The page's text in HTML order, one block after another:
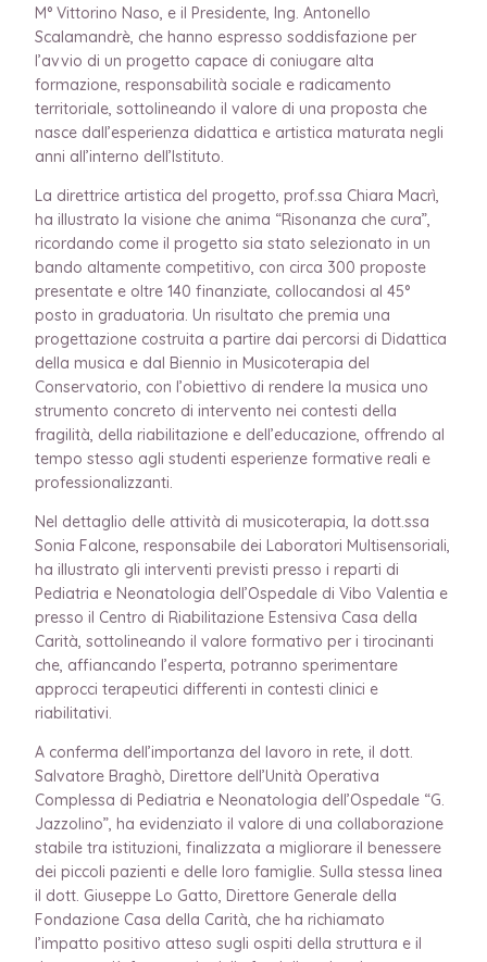
M° Vittorino Naso, e il Presidente, Ing. Antonello
Scalamandrè, che hanno espresso soddisfazione per
l’avvio di un progetto capace di coniugare alta
formazione, responsabilità sociale e radicamento
territoriale, sottolineando il valore di una proposta che
nasce dall’esperienza didattica e artistica maturata negli
anni all’interno dell’Istituto.
La direttrice artistica del progetto, prof.ssa Chiara Macrì,
ha illustrato la visione che anima “Risonanza che cura”,
ricordando come il progetto sia stato selezionato in un
bando altamente competitivo, con circa 300 proposte
presentate e oltre 140 finanziate, collocandosi al 45°
posto in graduatoria. Un risultato che premia una
progettazione costruita a partire dai percorsi di Didattica
della musica e dal Biennio in Musicoterapia del
Conservatorio, con l’obiettivo di rendere la musica uno
strumento concreto di intervento nei contesti della
fragilità, della riabilitazione e dell’educazione, offrendo al
tempo stesso agli studenti esperienze formative reali e
professionalizzanti.
Nel dettaglio delle attività di musicoterapia, la dott.ssa
Sonia Falcone, responsabile dei Laboratori Multisensoriali,
ha illustrato gli interventi previsti presso i reparti di
Pediatria e Neonatologia dell’Ospedale di Vibo Valentia e
presso il Centro di Riabilitazione Estensiva Casa della
Carità, sottolineando il valore formativo per i tirocinanti
che, affiancando l’esperta, potranno sperimentare
approcci terapeutici differenti in contesti clinici e
riabilitativi.
A conferma dell’importanza del lavoro in rete, il dott.
Salvatore Braghò, Direttore dell’Unità Operativa
Complessa di Pediatria e Neonatologia dell’Ospedale “G.
Jazzolino”, ha evidenziato il valore di una collaborazione
stabile tra istituzioni, finalizzata a migliorare il benessere
dei piccoli pazienti e delle loro famiglie. Sulla stessa linea
il dott. Giuseppe Lo Gatto, Direttore Generale della
Fondazione Casa della Carità, che ha richiamato
l’impatto positivo atteso sugli ospiti della struttura e il